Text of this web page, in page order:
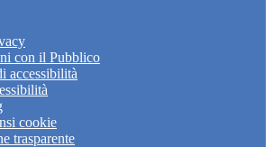
con il Pubblico
accessibilità
cookie
trasparente